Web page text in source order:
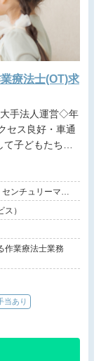
療法士(OT)求
セス良好・車通
子どもたちの
ンチュリーマン
）
作業療法士業務
当あり